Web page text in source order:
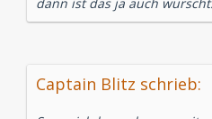
Captain Blitz schrieb: